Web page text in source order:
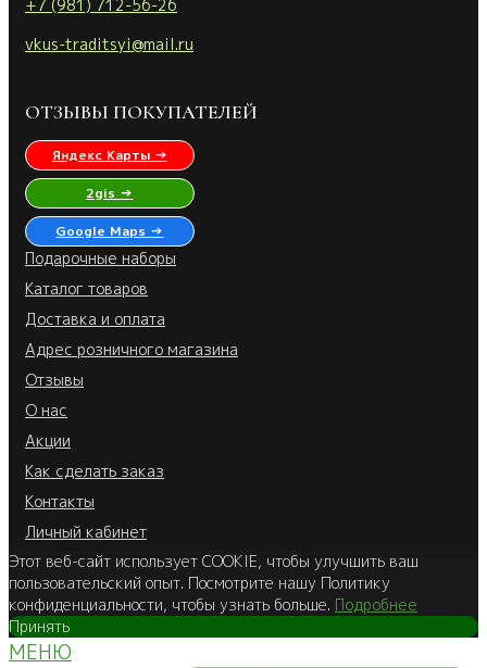
+7 (981) 712-56-26
vkus-traditsyi@mail.ru
ОТЗЫВЫ ПОКУПАТЕЛЕЙ
Яндекс Карты →
2gis →
Google Maps →
Подарочные наборы
Каталог товаров
Доставка и оплата
Адрес розничного магазина
Отзывы
О нас
Акции
Как сделать заказ
Контакты
Личный кабинет
Этот веб-сайт использует COOKIE, чтобы улучшить ваш
пользовательский опыт. Посмотрите нашу Политику
конфиденциальности, чтобы узнать больше. Подробнее
Принять
МЕНЮ